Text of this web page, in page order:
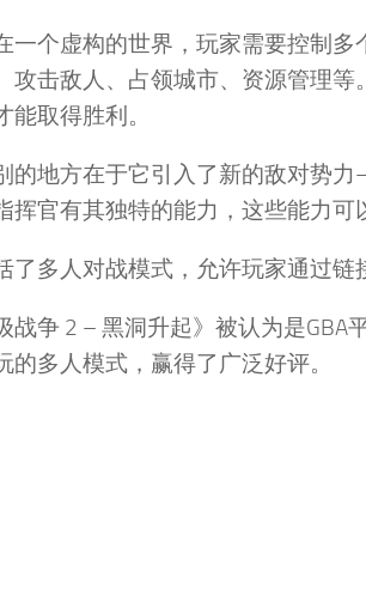
一个虚构的世界，玩家需要控制
攻击敌人、占领城市、资源管理
取得胜利。
的地方在于它引入了新的敌对
挥官有其独特的能力，这些能力可
了多人对战模式，允许玩家通过链
战争 2 – 黑洞升起》被认为是
的多人模式，赢得了广泛好评。